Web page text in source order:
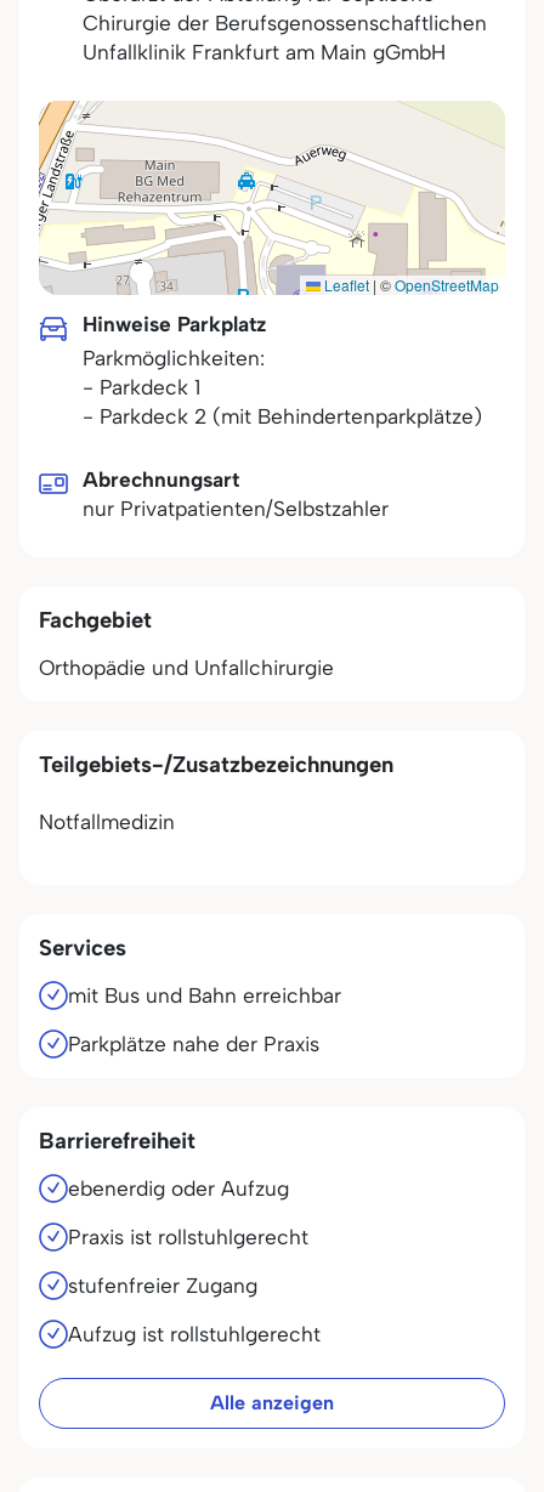
Chirurgie der Berufsgenossenschaftlichen
Unfallklinik Frankfurt am Main gGmbH
Leaflet | ©OpenStreetMap
Hinweise Parkplatz
Parkmöglichkeiten:
- Parkdeck 1
- Parkdeck 2 (mit Behindertenparkplätze)
Abrechnungsart
nur Privatpatienten/Selbstzahler
Fachgebiet
Orthopädie und Unfallchirurgie
Teilgebiets-/Zusatzbezeichnungen
Notfallmedizin
Services
mit Bus und Bahn erreichbar
Parkplätze nahe der Praxis
Barrierefreiheit
ebenerdig oder Aufzug
Praxis ist rollstuhlgerecht
stufenfreier Zugang
Aufzug ist rollstuhlgerecht
Alle anzeigen